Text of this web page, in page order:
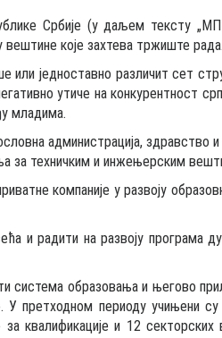
Србије (у даљем тексту
које захтева тржиште рада.
једноставно различит сет
утиче на конкурентност
младима.
администрација, здравство
за техничким и инжењерским
компаније у развоју
радити на развоју програма
образовања и његово
претходном периоду учињени
квалификације и 12 секторских